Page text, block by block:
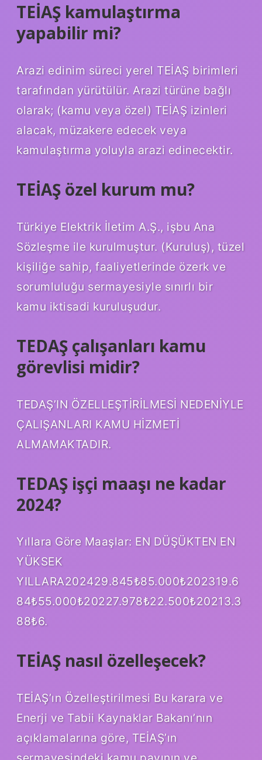
TEİAŞ kamulaştırma
yapabilir mi?
Arazi edinim süreci yerel TEİAŞ birimleri
tarafından yürütülür. Arazi türüne bağlı
olarak; (kamu veya özel) TEİAŞ izinleri
alacak, müzakere edecek veya
kamulaştırma yoluyla arazi edinecektir.
TEİAŞ özel kurum mu?
Türkiye Elektrik İletim A.Ş., işbu Ana
Sözleşme ile kurulmuştur. (Kuruluş), tüzel
kişiliğe sahip, faaliyetlerinde özerk ve
sorumluluğu sermayesiyle sınırlı bir
kamu iktisadi kuruluşudur.
TEDAŞ çalışanları kamu
görevlisi midir?
TEDAŞ’IN ÖZELLEŞTİRİLMESİ NEDENİYLE
ÇALIŞANLARI KAMU HİZMETİ
ALMAMAKTADIR.
TEDAŞ işçi maaşı ne kadar
2024?
Yıllara Göre Maaşlar: EN DÜŞÜKTEN EN
YÜKSEK
YILLARA202429.845₺85.000₺202319.6
84₺55.000₺20227.978₺22.500₺20213.3
88₺6.
TEİAŞ nasıl özelleşecek?
TEİAŞ’ın Özelleştirilmesi Bu karara ve
Enerji ve Tabii Kaynaklar Bakanı’nın
açıklamalarına göre, TEİAŞ’ın